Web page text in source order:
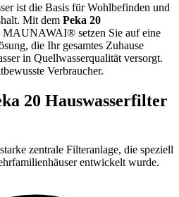
ist die Basis für Wohlbefinden und
Mit dem Peka 20
MAUNAWAI® setzen Sie auf eine
die Ihr gesamtes Zuhause
in Quellwasserqualität versorgt.
Verbraucher.
20 Hauswasserfilter
zentrale Filteranlage, die speziell
entwickelt wurde.